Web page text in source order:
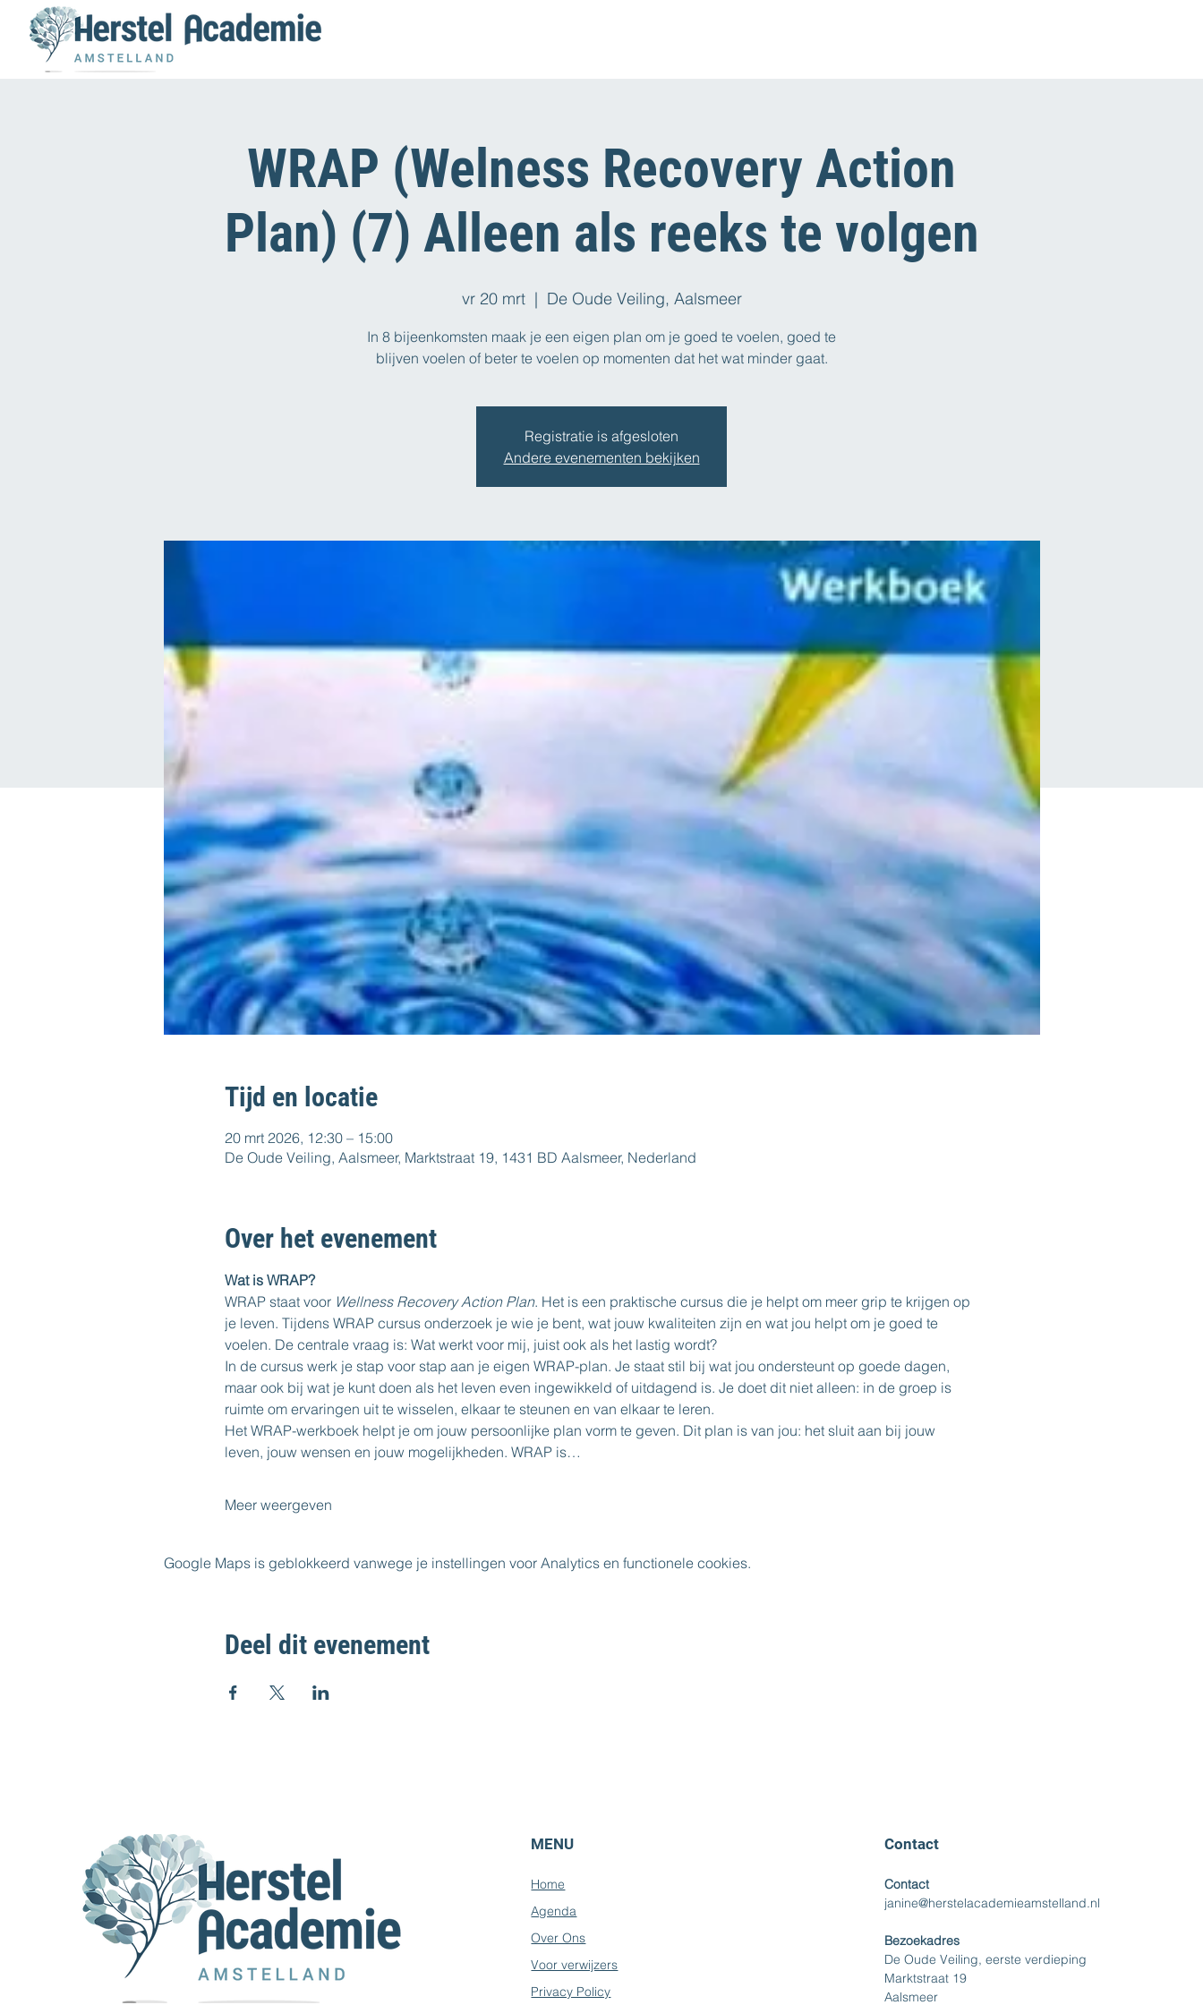
WRAP (Welness Recovery Action
Plan) (7) Alleen als reeks te volgen
vr 20 mrt
  |
De Oude Veiling, Aalsmeer
In 8 bijeenkomsten maak je een eigen plan om je goed te voelen, goed te
blijven voelen of beter te voelen op momenten dat het wat minder gaat.
Registratie is afgesloten
Andere evenementen bekijken
Tijd en locatie
20 mrt 2026, 12:30 – 15:00
De Oude Veiling, Aalsmeer, Marktstraat 19, 1431 BD Aalsmeer, Nederland
Over het evenement
Wat is WRAP?
WRAP staat voor Wellness Recovery Action Plan. Het is een praktische cursus die je helpt om meer grip te krijgen op
je leven. Tijdens WRAP cursus onderzoek je wie je bent, wat jouw kwaliteiten zijn en wat jou helpt om je goed te
voelen. De centrale vraag is: Wat werkt voor mij, juist ook als het lastig wordt?
In de cursus werk je stap voor stap aan je eigen WRAP-plan. Je staat stil bij wat jou ondersteunt op goede dagen,
maar ook bij wat je kunt doen als het leven even ingewikkeld of uitdagend is. Je doet dit niet alleen: in de groep is
ruimte om ervaringen uit te wisselen, elkaar te steunen en van elkaar te leren.
Het WRAP-werkboek helpt je om jouw persoonlijke plan vorm te geven. Dit plan is van jou: het sluit aan bij jouw
leven, jouw wensen en jouw mogelijkheden. WRAP is…
Meer weergeven
Google Maps is geblokkeerd vanwege je instellingen voor Analytics en functionele cookies.
Deel dit evenement
MENU
Home
Agenda
Over Ons
Voor verwijzers
Privacy Policy
Contact
Contact
janine@herstelacademieamstelland.nl
Bezoekadres
De Oude Veiling, eerste verdieping
Marktstraat 19
Aalsmeer